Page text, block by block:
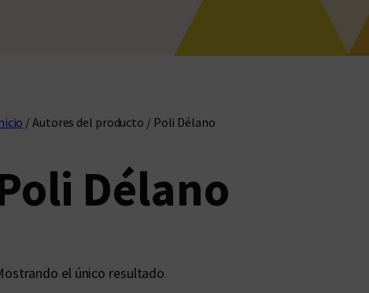
/ Autores del producto / Poli Délano
Délano
el único resultado